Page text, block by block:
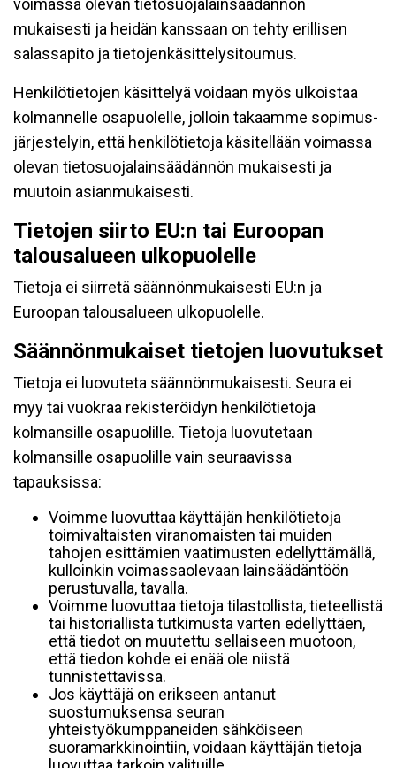
voimassa olevan tietosuojalainsäädännön
mukaisesti ja heidän kanssaan on tehty erillisen
salassapito ja tietojenkäsittelysitoumus.
Henkilötietojen käsittelyä voidaan myös ulkoistaa
kolmannelle osapuolelle, jolloin takaamme sopimus-
järjestelyin, että henkilötietoja käsitellään voimassa
olevan tietosuojalainsäädännön mukaisesti ja
muutoin asianmukaisesti.
Tietojen siirto EU:n tai Euroopan
talousalueen ulkopuolelle
Tietoja ei siirretä säännönmukaisesti EU:n ja
Euroopan talousalueen ulkopuolelle.
Säännönmukaiset tietojen luovutukset
Tietoja ei luovuteta säännönmukaisesti. Seura ei
myy tai vuokraa rekisteröidyn henkilötietoja
kolmansille osapuolille. Tietoja luovutetaan
kolmansille osapuolille vain seuraavissa
tapauksissa:
Voimme luovuttaa käyttäjän henkilötietoja
toimivaltaisten viranomaisten tai muiden
tahojen esittämien vaatimusten edellyttämällä,
kulloinkin voimassaolevaan lainsäädäntöön
perustuvalla, tavalla.
Voimme luovuttaa tietoja tilastollista, tieteellistä
tai historiallista tutkimusta varten edellyttäen,
että tiedot on muutettu sellaiseen muotoon,
että tiedon kohde ei enää ole niistä
tunnistettavissa.
Jos käyttäjä on erikseen antanut
suostumuksensa seuran
yhteistyökumppaneiden sähköiseen
suoramarkkinointiin, voidaan käyttäjän tietoja